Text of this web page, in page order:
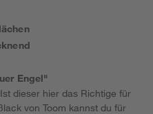
Engel"
dieser hier das Richtige für
von Toom kannst du für